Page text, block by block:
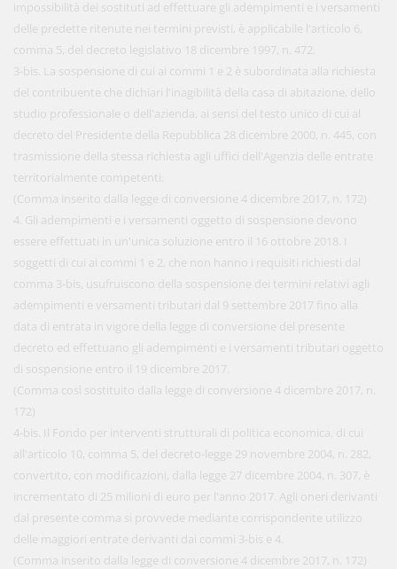
impossibilità dei sostituti ad effettuare gli adempimenti e i versamenti
delle predette ritenute nei termini previsti, è applicabile l'articolo 6,
comma 5, del decreto legislativo 18 dicembre 1997, n. 472.
3-bis. La sospensione di cui ai commi 1 e 2 è subordinata alla richiesta
del contribuente che dichiari l'inagibilità della casa di abitazione, dello
studio professionale o dell'azienda, ai sensi del testo unico di cui al
decreto del Presidente della Repubblica 28 dicembre 2000, n. 445, con
trasmissione della stessa richiesta agli uffici dell'Agenzia delle entrate
territorialmente competenti.
(Comma inserito dalla legge di conversione 4 dicembre 2017, n. 172)
4. Gli adempimenti e i versamenti oggetto di sospensione devono
essere effettuati in un'unica soluzione entro il 16 ottobre 2018. I
soggetti di cui ai commi 1 e 2, che non hanno i requisiti richiesti dal
comma 3-bis, usufruiscono della sospensione dei termini relativi agli
adempimenti e versamenti tributari dal 9 settembre 2017 fino alla
data di entrata in vigore della legge di conversione del presente
decreto ed effettuano gli adempimenti e i versamenti tributari oggetto
di sospensione entro il 19 dicembre 2017.
(Comma così sostituito dalla legge di conversione 4 dicembre 2017, n.
172)
4-bis. Il Fondo per interventi strutturali di politica economica, di cui
all'articolo 10, comma 5, del decreto-legge 29 novembre 2004, n. 282,
convertito, con modificazioni, dalla legge 27 dicembre 2004, n. 307, è
incrementato di 25 milioni di euro per l'anno 2017. Agli oneri derivanti
dal presente comma si provvede mediante corrispondente utilizzo
delle maggiori entrate derivanti dai commi 3-bis e 4.
(Comma inserito dalla legge di conversione 4 dicembre 2017, n. 172)